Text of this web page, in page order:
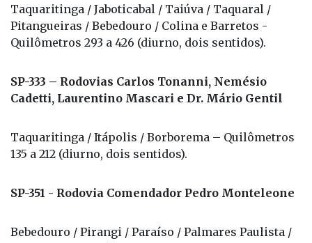
Taquaritinga / Jaboticabal / Taiúva / Taquaral /
Pitangueiras / Bebedouro / Colina e Barretos -
Quilômetros 293 a 426 (diurno, dois sentidos).
SP-333 – Rodovias Carlos Tonanni, Nemésio
Cadetti, Laurentino Mascari e Dr. Mário Gentil
Taquaritinga / Itápolis / Borborema – Quilômetros
135 a 212 (diurno, dois sentidos).
SP-351 - Rodovia Comendador Pedro Monteleone
Bebedouro / Pirangi / Paraíso / Palmares Paulista /